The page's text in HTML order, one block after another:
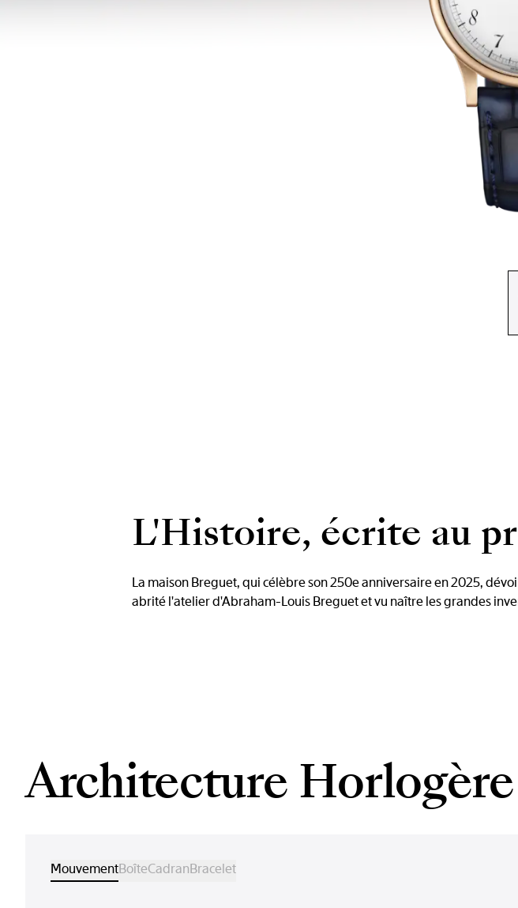
L'Histoire, écrite au
La maison Breguet, qui célèbre son 250e anniversaire en 2025,
abrité l'atelier d'Abraham-Louis Breguet et vu naître les grandes
Architecture Horlogère
MouvementBoîteCadranBracelet